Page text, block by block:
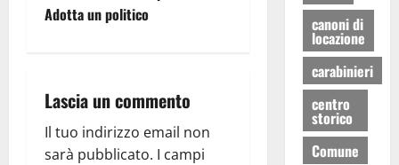
Adotta un politico
Lascia un commento
Il tuo indirizzo email non
sarà pubblicato. I campi
canoni di
locazione
carabinieri
centro
storico
Comune